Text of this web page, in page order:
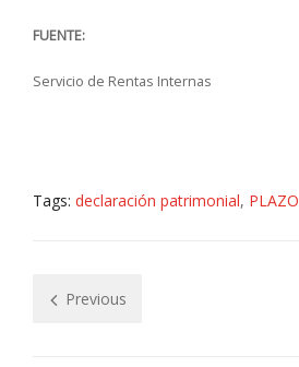
FUENTE:
Servicio de Rentas Internas
Tags: declaración patrimonial, PLAZO
Previous